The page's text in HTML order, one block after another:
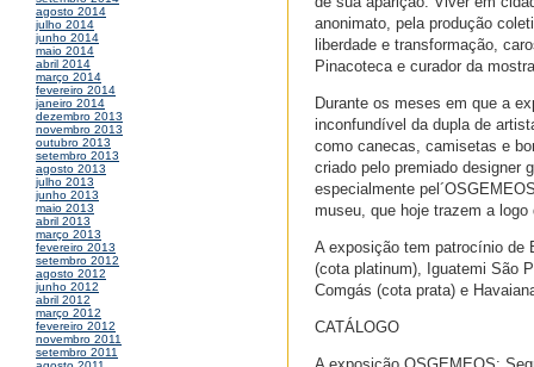
agosto 2014
julho 2014
junho 2014
maio 2014
abril 2014
março 2014
fevereiro 2014
janeiro 2014
dezembro 2013
novembro 2013
outubro 2013
setembro 2013
agosto 2013
julho 2013
junho 2013
maio 2013
abril 2013
março 2013
fevereiro 2013
setembro 2012
agosto 2012
junho 2012
abril 2012
março 2012
fevereiro 2012
novembro 2011
setembro 2011
anonimato, pela produção
liberdade e transformação,
Pinacoteca e curador da
Durante os meses em que a
inconfundível da dupla de
como canecas, camisetas e
criado pelo premiado designer
especialmente
museu, que hoje trazem a
A exposição tem patrocínio de
(cota platinum), Iguatemi São
Comgás (cota prata) e
CATÁLOGO